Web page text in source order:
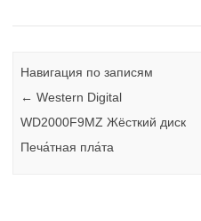
Навигация по записям
← Western Digital
WD2000F9MZ Жёсткий диск
Печа́тная пла́та